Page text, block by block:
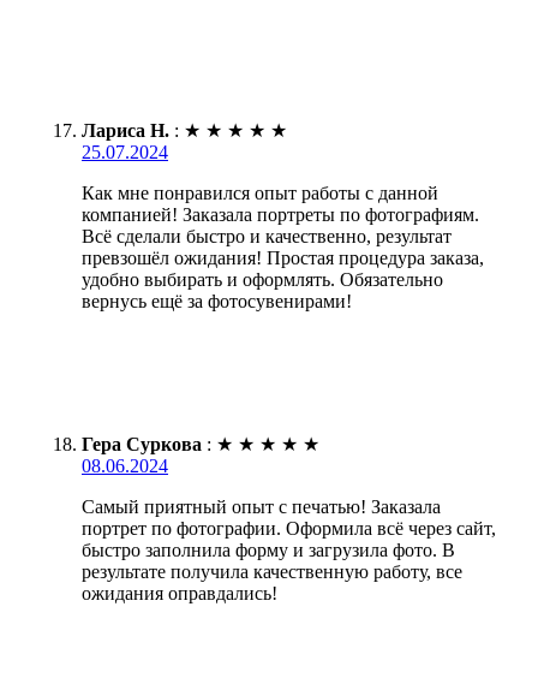
Лариса Н. : ★ ★ ★ ★ ★
25.07.2024
Как мне понравился опыт работы с данной
компанией! Заказала портреты по фотографиям.
Всё сделали быстро и качественно, результат
превзошёл ожидания! Простая процедура заказа,
удобно выбирать и оформлять. Обязательно
вернусь ещё за фотосувенирами!
Гера Суркова : ★ ★ ★ ★ ★
08.06.2024
Самый приятный опыт с печатью! Заказала
портрет по фотографии. Оформила всё через сайт,
быстро заполнила форму и загрузила фото. В
результате получила качественную работу, все
ожидания оправдались!